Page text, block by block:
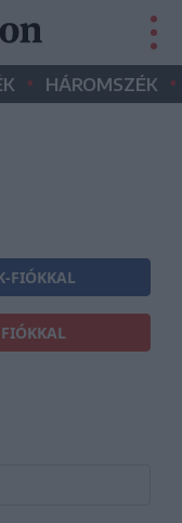
• HÁROMSZÉK •
FIÓKKAL